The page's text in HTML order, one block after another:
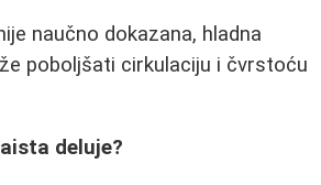
naučno dokazana, hladna
poboljšati cirkulaciju i čvrstoću
deluje?